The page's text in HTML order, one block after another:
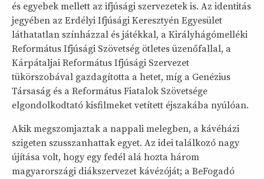
és egyebek mellett az ifjúsági szervezetek is. Az identitás
jegyében az Erdélyi Ifjúsági Keresztyén Egyesület
láthatatlan színházzal és játékkal, a Királyhágómelléki
Református Ifjúsági Szövetség ötletes üzenőfallal, a
Kárpátaljai Református Ifjúsági Szervezet
tükörszobával gazdagította a hetet, míg a Genézius
Társaság és a Református Fiatalok Szövetsége
elgondolkodtató kisfilmeket vetített éjszakába nyúlóan.
Akik megszomjaztak a nappali melegben, a kávéházi
szigeten szusszanhattak egyet. Az idei találkozó nagy
újítása volt, hogy egy fedél alá hozta három
magyarországi diákszervezet kávézóját; a BeFogadó